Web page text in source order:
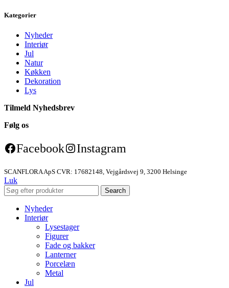
Kategorier
Nyheder
Interiør
Jul
Natur
Køkken
Dekoration
Lys
Tilmeld Nyhedsbrev
Følg os
Facebook Instagram
SCANFLORA ApS CVR: 17682148, Vejgårdsvej 9, 3200 Helsinge
Luk
Search
Nyheder
Interiør
Lysestager
Figurer
Fade og bakker
Lanterner
Porcelæn
Metal
Jul